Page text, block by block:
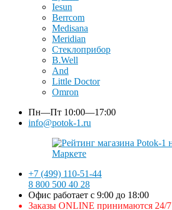
Iesun
Berrcom
Medisana
Meridian
Стеклоприбор
B.Well
And
Little Doctor
Omron
Пн—Пт 10:00—17:00
info@potok-1.ru
+7 (499) 110-51-44
8 800 500 40 28
Офис работает с 9:00 до 18:00
Заказы ONLINE принимаются 24/7